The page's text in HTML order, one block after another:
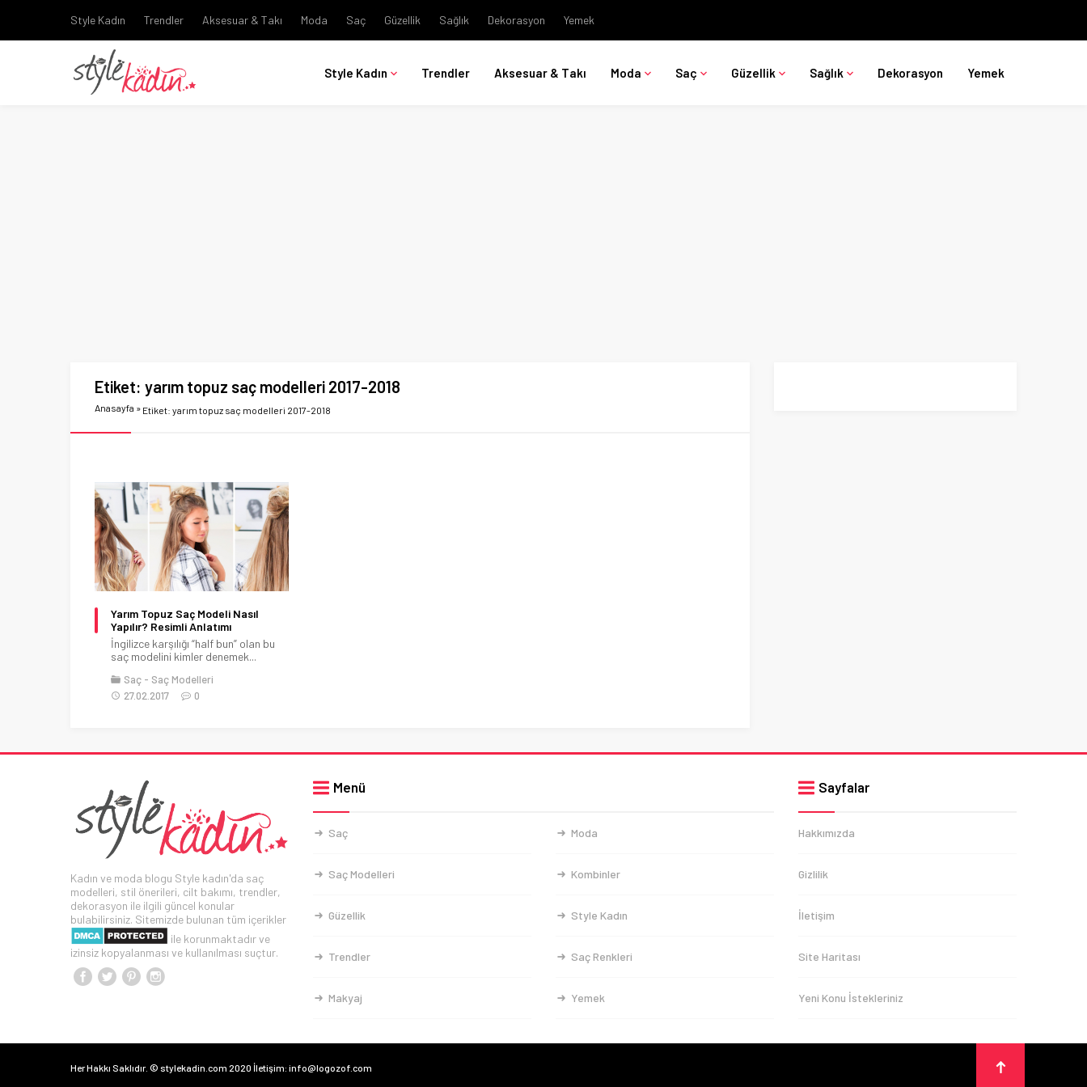
Style Kadın Trendler Aksesuar & Takı Moda Saç Güzellik Sağlık Dekorasyon Yemek
Style Kadın Trendler Aksesuar & Takı Moda Saç Güzellik Sağlık Dekorasyon Yemek
Etiket: yarım topuz saç modelleri 2017-2018
Anasayfa » Etiket: yarım topuz saç modelleri 2017-2018
Yarım Topuz Saç Modeli Nasıl
Yapılır? Resimli Anlatımı
İngilizce karşılığı “half bun” olan bu
saç modelini kimler denemek...
Saç
Saç Modelleri
27.02.2017
0
Kadın ve moda blogu Style kadın'da saç
modelleri, stil önerileri, cilt bakımı, trendler,
dekorasyon ile ilgili güncel konular
bulabilirsiniz. Sitemizde bulunan tüm içerikler
ile korunmaktadır ve
izinsiz kopyalanması ve kullanılması suçtur.
Menü
Saç Moda
Saç Modelleri Kombinler
Güzellik Style Kadın
Trendler Saç Renkleri
Makyaj Yemek
Sayfalar
Hakkımızda
Gizlilik
İletişim
Site Haritası
Yeni Konu İstekleriniz
Her Hakkı Saklıdır. © stylekadin.com 2020 İletişim: info@logozof.com